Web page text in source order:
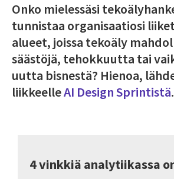
Onko mielessäsi
tunnistaa organisaatiosi
alueet, joissa tekoäly
säästöjä, tehokkuutta tai
uutta bisnestä? Hienoa,
liikkeelleAI Design Sprintistä.
4 vinkkiä analytiikassa